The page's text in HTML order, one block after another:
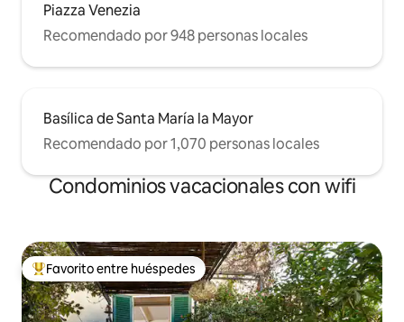
Piazza Venezia
Recomendado por 948 personas locales
Basílica de Santa María la Mayor
Recomendado por 1,070 personas locales
Condominios vacacionales con wifi
Favorito entre huéspedes preferido
Favorito entre huéspedes